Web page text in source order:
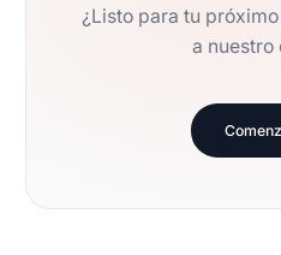
¿Listo para tu
a nuestro